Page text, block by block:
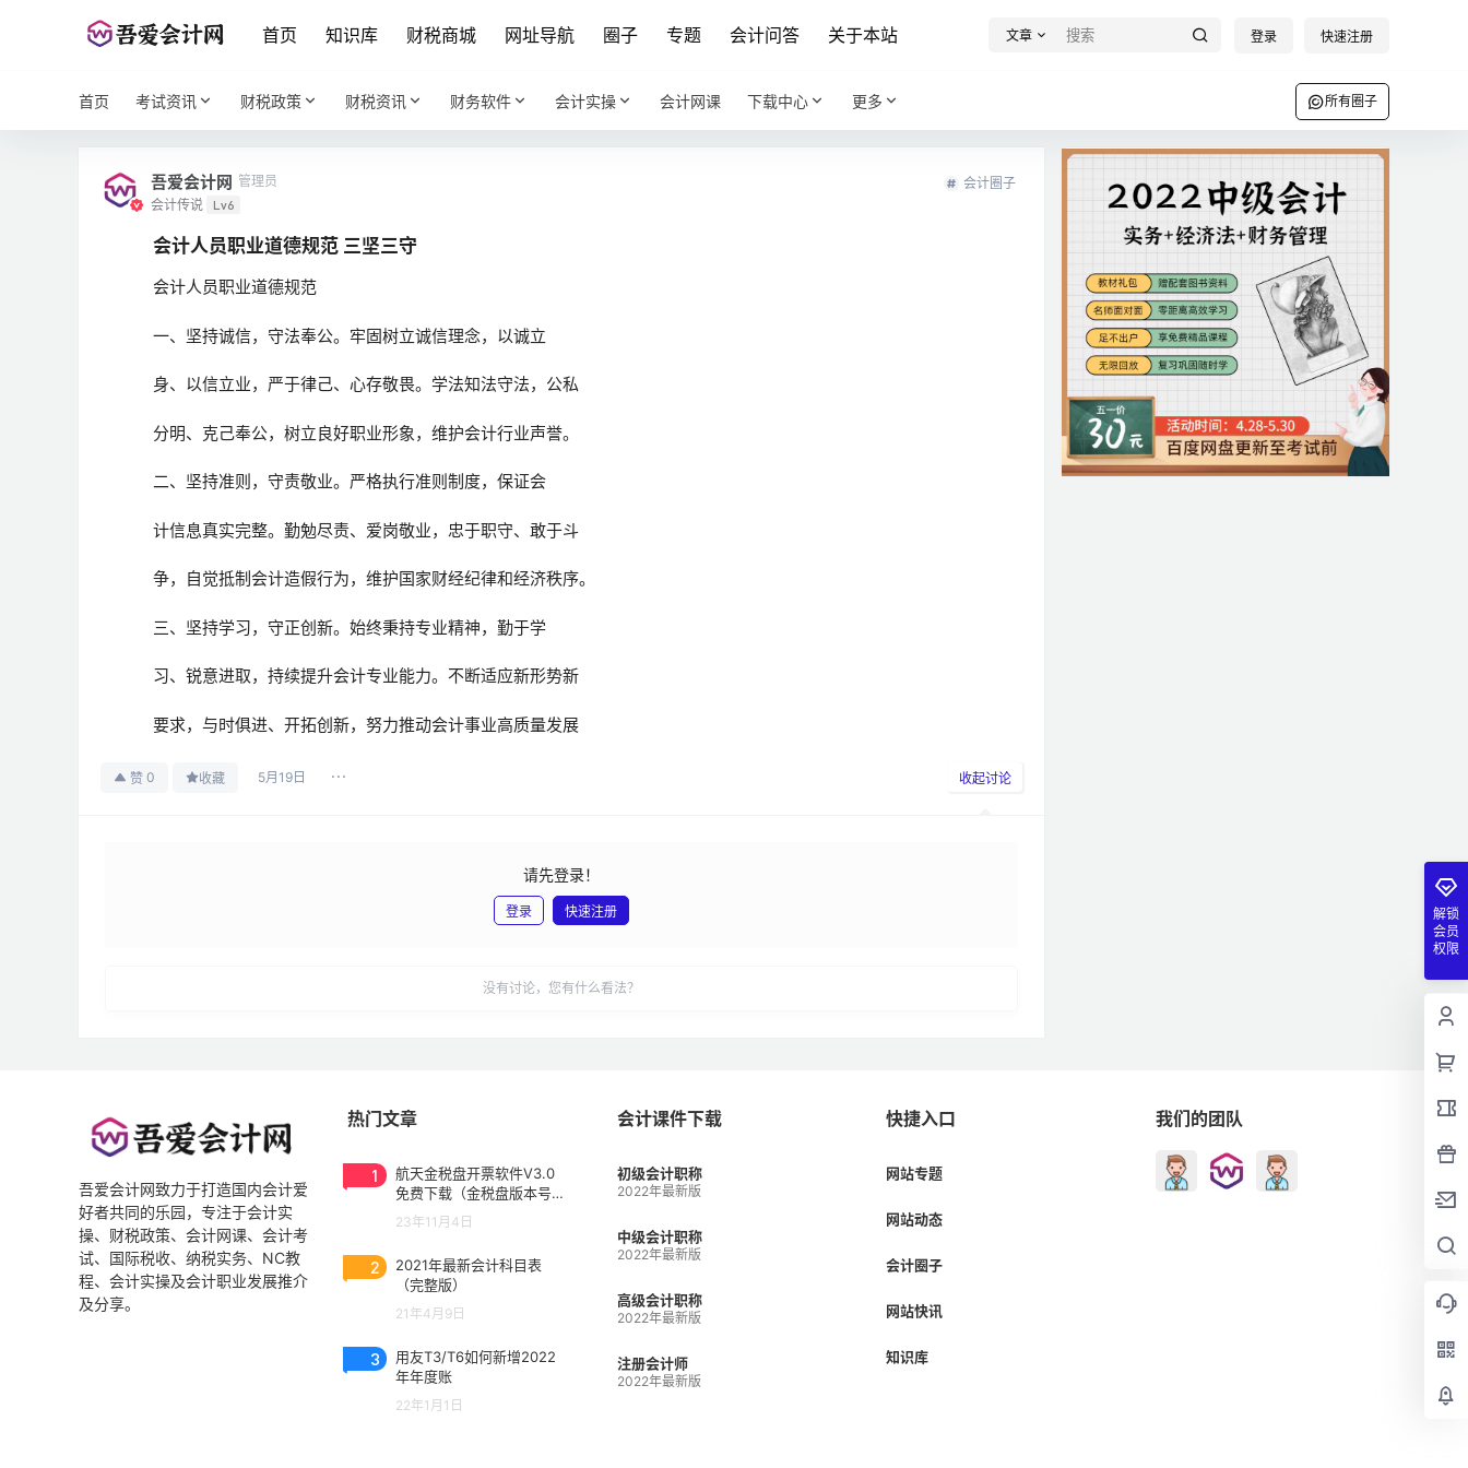
首页 知识库 财税商城 网址导航 圈子 专题 会计问答 关于本站 文章 登录 快速注册
首页 考试资讯 财税政策 财税资讯 财务软件 会计实操 会计网课 下载中心 更多 所有圈子
吾爱会计网 管理员
会计传说 Lv6
会计圈子
会计人员职业道德规范 三坚三守
会计人员职业道德规范
一、坚持诚信，守法奉公。牢固树立诚信理念，以诚立
身、以信立业，严于律己、心存敬畏。学法知法守法，公私
分明、克己奉公，树立良好职业形象，维护会计行业声誉。
二、坚持准则，守责敬业。严格执行准则制度，保证会
计信息真实完整。勤勉尽责、爱岗敬业，忠于职守、敢于斗
争，自觉抵制会计造假行为，维护国家财经纪律和经济秩序。
三、坚持学习，守正创新。始终秉持专业精神，勤于学
习、锐意进取，持续提升会计专业能力。不断适应新形势新
要求，与时俱进、开拓创新，努力推动会计事业高质量发展
赞 0 收藏 5月19日 收起讨论
请先登录！
登录 快速注册
没有讨论，您有什么看法？
解锁
会员
权限
吾爱会计网致力于打造国内会计爱
好者共同的乐园，专注于会计实
操、财税政策、会计网课、会计考
试、国际税收、纳税实务、NC教
程、会计实操及会计职业发展推介
及分享。
热门文章
1
航天金税盘开票软件V3.0
免费下载（金税盘版本号V
3.0.20230531）
23年11月4日
2
2021年最新会计科目表
（完整版）
21年4月9日
3
用友T3/T6如何新增2022
年年度账
22年1月1日
会计课件下载
初级会计职称
2022年最新版
中级会计职称
2022年最新版
高级会计职称
2022年最新版
注册会计师
2022年最新版
快捷入口
网站专题
网站动态
会计圈子
网站快讯
知识库
我们的团队